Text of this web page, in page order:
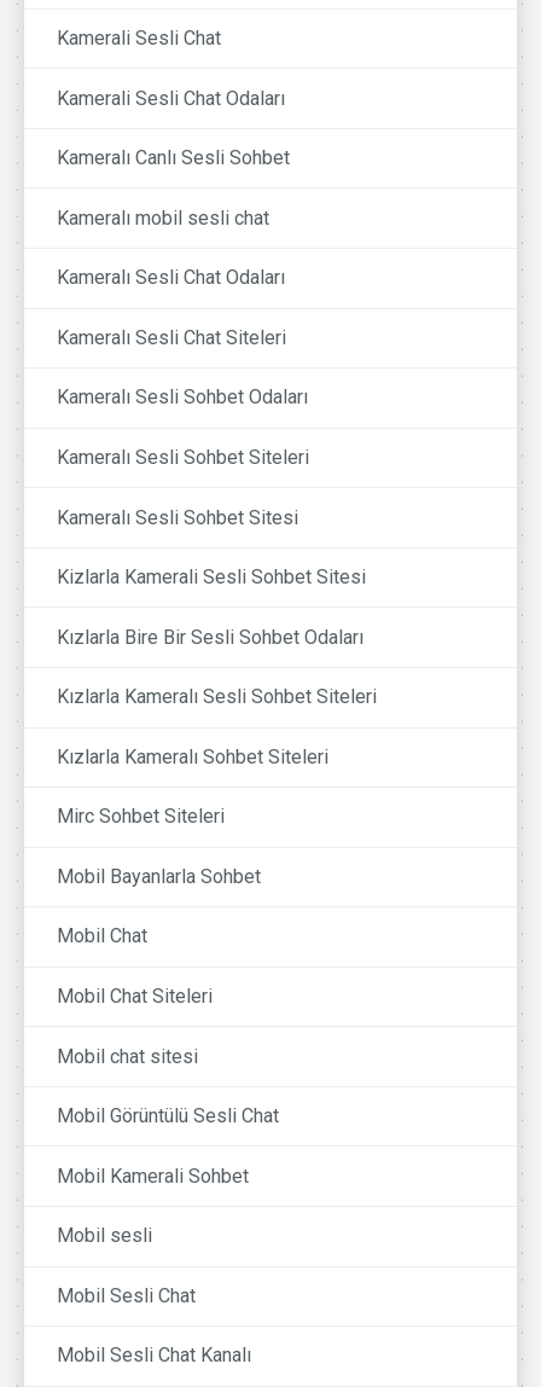
Kamerali Sesli Chat
Kamerali Sesli Chat Odaları
Kameralı Canlı Sesli Sohbet
Kameralı mobil sesli chat
Kameralı Sesli Chat Odaları
Kameralı Sesli Chat Siteleri
Kameralı Sesli Sohbet Odaları
Kameralı Sesli Sohbet Siteleri
Kameralı Sesli Sohbet Sitesi
Kizlarla Kamerali Sesli Sohbet Sitesi
Kızlarla Bire Bir Sesli Sohbet Odaları
Kızlarla Kameralı Sesli Sohbet Siteleri
Kızlarla Kameralı Sohbet Siteleri
Mirc Sohbet Siteleri
Mobil Bayanlarla Sohbet
Mobil Chat
Mobil Chat Siteleri
Mobil chat sitesi
Mobil Görüntülü Sesli Chat
Mobil Kamerali Sohbet
Mobil sesli
Mobil Sesli Chat
Mobil Sesli Chat Kanalı